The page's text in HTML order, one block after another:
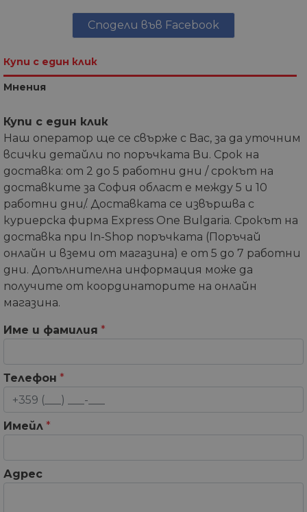
Сподели във Facebook
Купи с един клик
Мнения
Купи с един клик
Наш оператор ще се свърже с Вас, за да уточним
всички детайли по поръчката Ви. Срок на
доставка: от 2 до 5 работни дни / срокът на
доставките за София област е между 5 и 10
работни дни/. Доставката се извършва с
куриерска фирма Express One Bulgaria. Срокът на
доставка при In-Shop поръчката (Поръчай
онлайн и вземи от магазина) е от 5 до 7 работни
дни. Допълнителна информация може да
получите от координаторите на онлайн
магазина.
Име и фамилия *
Телефон *
Имейл *
Адрес